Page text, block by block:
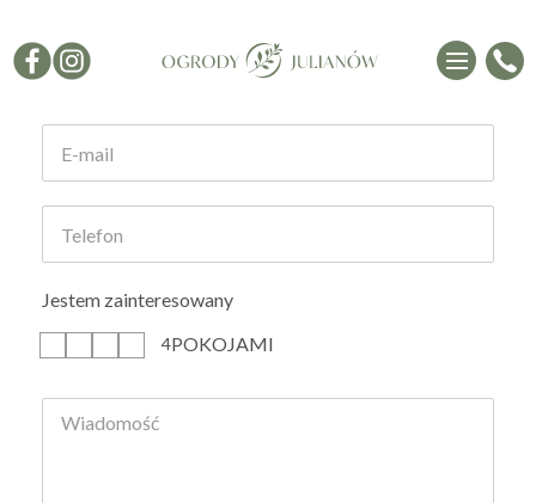
Jestem zainteresowany
4POKOJAMI